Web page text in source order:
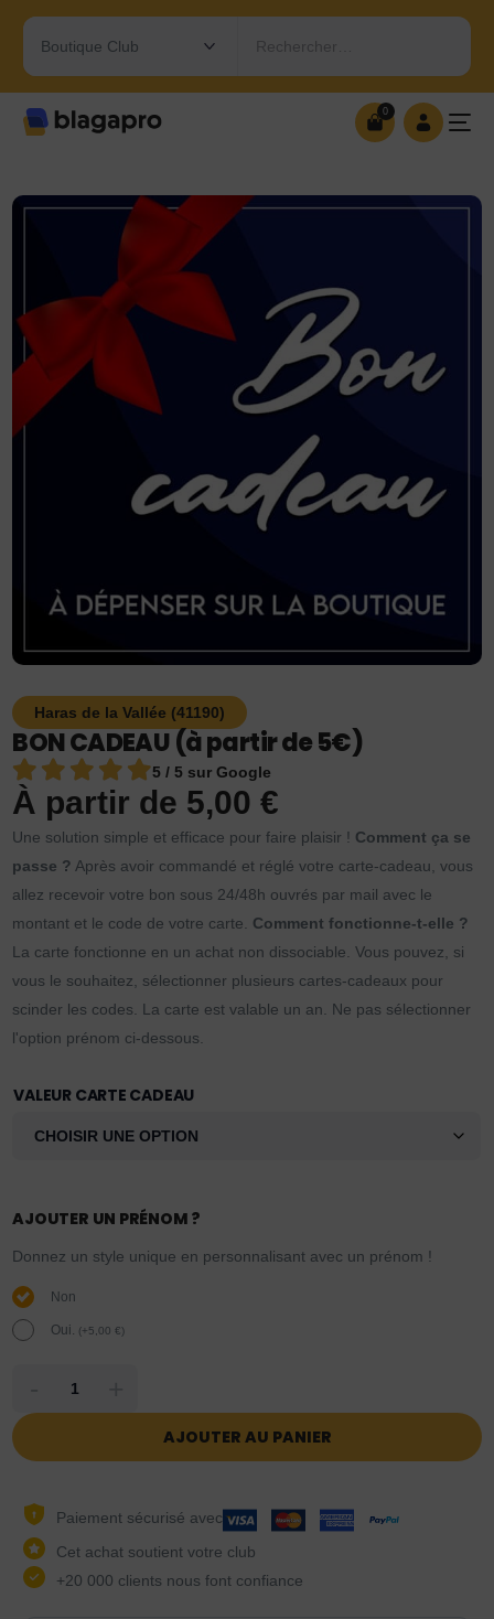
Rechercher…
0
Haras de la Vallée (41190)
BON CADEAU (à partir de 5€)
5 / 5 sur Google
À partir de 5,00€
Une solution simple et efficace pour faire plaisir ! Comment ça se
passe ? Après avoir commandé et réglé votre carte-cadeau, vous
allez recevoir votre bon sous 24/48h ouvrés par mail avec le
montant et le code de votre carte. Comment fonctionne-t-elle ?
La carte fonctionne en un achat non dissociable. Vous pouvez, si
vous le souhaitez, sélectionner plusieurs cartes-cadeaux pour
scinder les codes. La carte est valable un an. Ne pas sélectionner
l'option prénom ci-dessous.
VALEUR CARTE CADEAU
AJOUTER UN PRÉNOM ?
Donnez un style unique en personnalisant avec un prénom !
Non
Oui. (+5,00€)
AJOUTER AU PANIER
Paiement sécurisé avec
Cet achat soutient votre club
+20 000 clients nous font confiance